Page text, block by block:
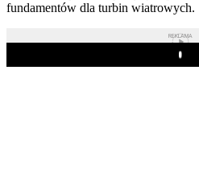
fundamentów dla turbin wiatrowych.
REKLAMA
Play